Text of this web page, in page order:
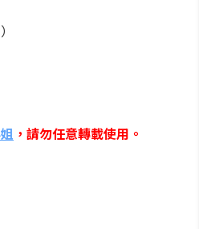
，請勿任意轉載使用。